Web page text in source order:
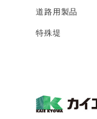
道路用製品
特殊堤